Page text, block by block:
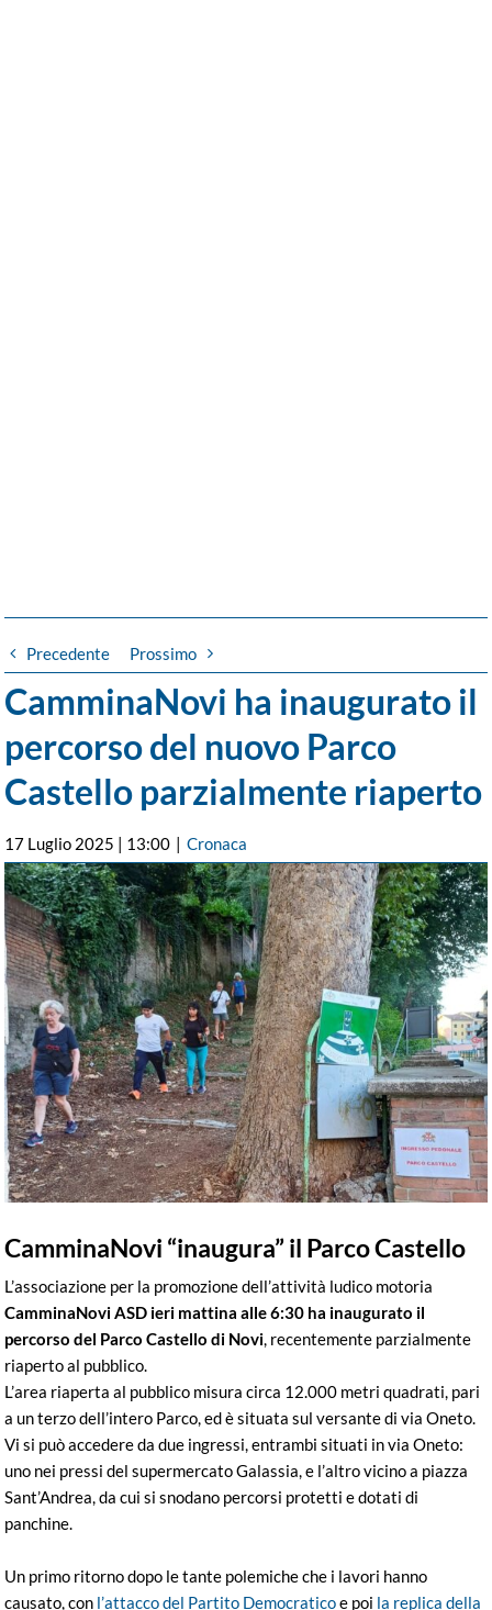
Precedente Prossimo
CamminaNovi ha inaugurato il
percorso del nuovo Parco
Castello parzialmente riaperto
17 Luglio 2025 | 13:00 | Cronaca
Ingrandisci
immagine
CamminaNovi “inaugura” il Parco Castello
L’associazione per la promozione dell’attività ludico motoria
CamminaNovi ASD ieri mattina alle 6:30 ha inaugurato il
percorso del Parco Castello di Novi, recentemente parzialmente
riaperto al pubblico.
L’area riaperta al pubblico misura circa 12.000 metri quadrati, pari
a un terzo dell’intero Parco, ed è situata sul versante di via Oneto.
Vi si può accedere da due ingressi, entrambi situati in via Oneto:
uno nei pressi del supermercato Galassia, e l’altro vicino a piazza
Sant’Andrea, da cui si snodano percorsi protetti e dotati di
panchine.
Un primo ritorno dopo le tante polemiche che i lavori hanno
causato, con l’attacco del Partito Democraticoe poi la replica della